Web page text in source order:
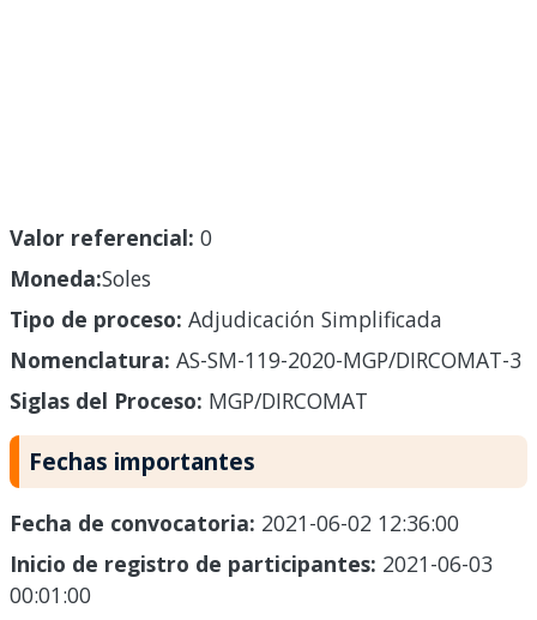
Valor referencial: 0
Moneda:Soles
Tipo de proceso: Adjudicación Simplificada
Nomenclatura: AS-SM-119-2020-MGP/DIRCOMAT-3
Siglas del Proceso: MGP/DIRCOMAT
Fechas importantes
Fecha de convocatoria: 2021-06-02 12:36:00
Inicio de registro de participantes: 2021-06-03
00:01:00